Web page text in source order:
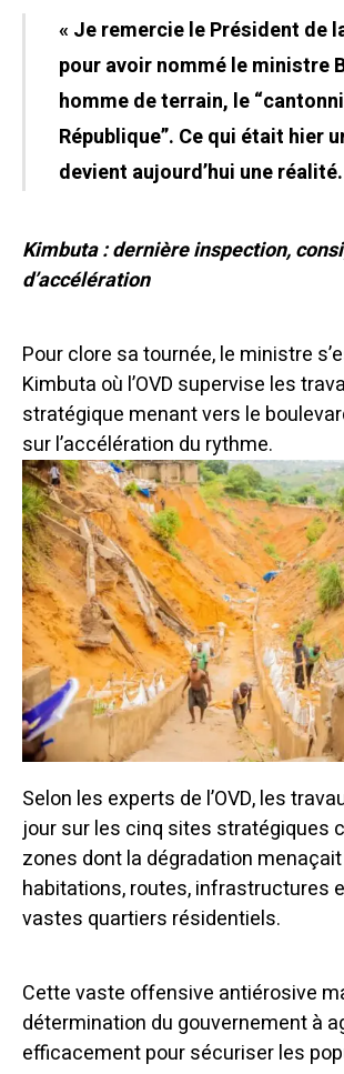
« Je remercie le Président de
pour avoir nommé le ministre
homme de terrain, le
République”. Ce qui était hier
devient aujourd’hui une
Kimbuta : dernière inspection,
d’accélération
Pour clore sa tournée, le ministre
Kimbuta où l’OVD supervise les
stratégique menant vers le
sur l’accélération du rythme.
Selon les experts de l’OVD, les
jour sur les cinq sites stratégiques
zones dont la dégradation
habitations, routes, infrastructures
vastes quartiers résidentiels.
Cette vaste offensive antiérosive
détermination du gouvernement à
efficacement pour sécuriser les